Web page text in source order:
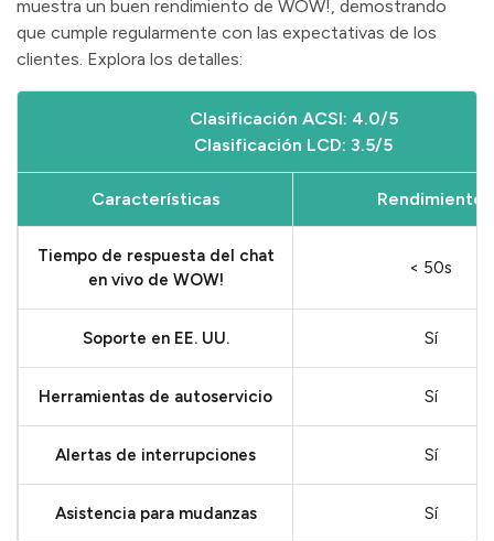
muestra un buen rendimiento de WOW!, demostrando
que cumple regularmente con las expectativas de los
clientes. Explora los detalles:
Clasificación ACSI: 4.0/5
Clasificación LCD: 3.5/5
Características Rendimiento
Tiempo de respuesta del chat
en vivo de WOW!
< 50s
Soporte en EE. UU. Sí
Herramientas de autoservicio Sí
Alertas de interrupciones Sí
Asistencia para mudanzas Sí